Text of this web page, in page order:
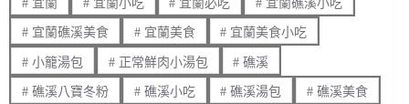
#宜蘭 #宜蘭小吃 # 宜蘭必吃 # 宜蘭礁溪小吃
#宜蘭礁溪美食 #宜蘭美食 # 宜蘭美食小吃
#小籠湯包 #正常鮮肉小湯包 # 礁溪
#礁溪八寶冬粉 #礁溪小吃 # 礁溪湯包 # 礁溪美食